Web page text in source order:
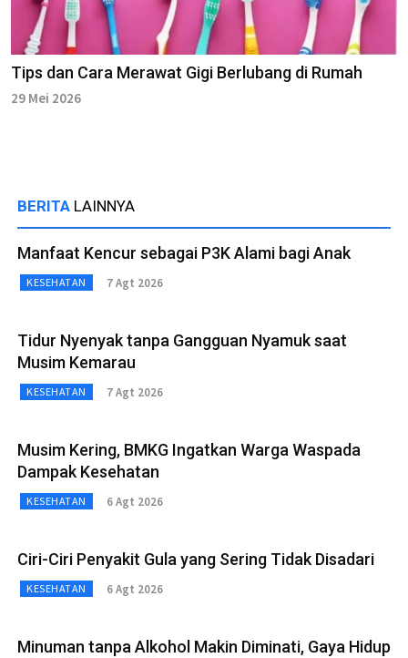
Tips dan Cara Merawat Gigi Berlubang di Rumah
29 Mei 2026
BERITA LAINNYA
Manfaat Kencur sebagai P3K Alami bagi Anak
KESEHATAN 7 Agt 2026
Tidur Nyenyak tanpa Gangguan Nyamuk saat
Musim Kemarau
KESEHATAN 7 Agt 2026
Musim Kering, BMKG Ingatkan Warga Waspada
Dampak Kesehatan
KESEHATAN 6 Agt 2026
Ciri-Ciri Penyakit Gula yang Sering Tidak Disadari
KESEHATAN 6 Agt 2026
Minuman tanpa Alkohol Makin Diminati, Gaya Hidup